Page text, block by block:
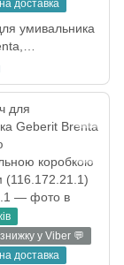
доставка
умивальника
монтаж,
мережі, з
блоком,
у Viber 💬
доставка